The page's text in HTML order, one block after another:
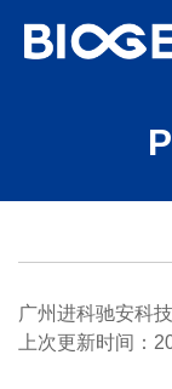
广州进科驰安科
上次更新时间​：